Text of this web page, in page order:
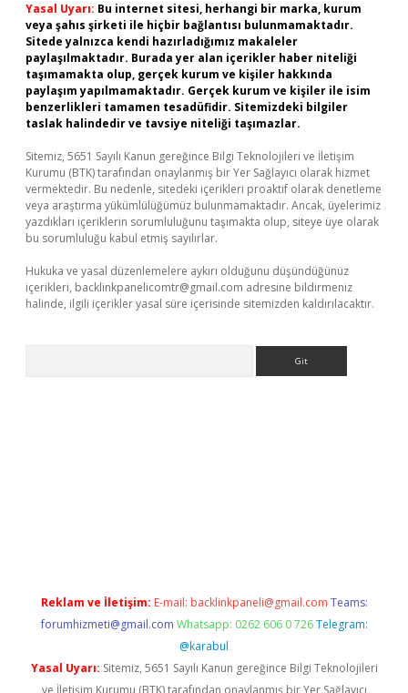
Yasal Uyarı: Bu internet sitesi, herhangi bir marka, kurum
veya şahıs şirketi ile hiçbir bağlantısı bulunmamaktadır.
Sitede yalnızca kendi hazırladığımız makaleler
paylaşılmaktadır. Burada yer alan içerikler haber niteliği
taşımamakta olup, gerçek kurum ve kişiler hakkında
paylaşım yapılmamaktadır. Gerçek kurum ve kişiler ile isim
benzerlikleri tamamen tesadüfidir. Sitemizdeki bilgiler
taslak halindedir ve tavsiye niteliği taşımazlar.
Sitemiz, 5651 Sayılı Kanun gereğince Bilgi Teknolojileri ve İletişim
Kurumu (BTK) tarafından onaylanmış bir Yer Sağlayıcı olarak hizmet
vermektedir. Bu nedenle, sitedeki içerikleri proaktif olarak denetleme
veya araştırma yükümlülüğümüz bulunmamaktadır. Ancak, üyelerimiz
yazdıkları içeriklerin sorumluluğunu taşımakta olup, siteye üye olarak
bu sorumluluğu kabul etmiş sayılırlar.
Hukuka ve yasal düzenlemelere aykırı olduğunu düşündüğünüz
içerikleri, backlinkpanelicomtr@gmail.com adresine bildirmeniz
halinde, ilgili içerikler yasal süre içerisinde sitemizden kaldırılacaktır.
Reklam ve İletişim: E-mail: backlinkpaneli@gmail.com Teams:
forumhizmeti@gmail.com Whatsapp: 0262 606 0 726 Telegram:
@karabul
Yasal Uyarı: Sitemiz, 5651 Sayılı Kanun gereğince Bilgi Teknolojileri
ve İletişim Kurumu (BTK) tarafından onaylanmış bir Yer Sağlayıcı